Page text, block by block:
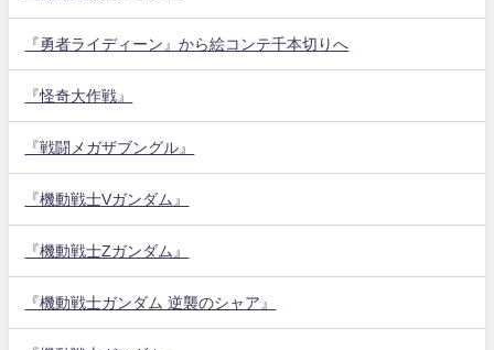
『勇者ライディーン』から絵コンテ千本切りへ
『怪奇大作戦』
『戦闘メガザブングル』
『機動戦士Vガンダム』
『機動戦士Zガンダム』
『機動戦士ガンダム 逆襲のシャア』